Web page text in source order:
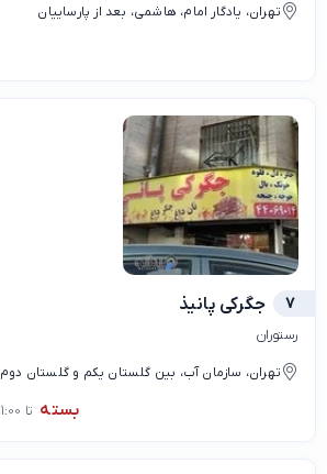
تهران، یادگار امام، هاشمی، بعد از پارساییان
7 جگرکی پانیذ
رستوران
تهران، سازمان آب، بین گلستان یکم و گلستان دوم
بسته تا 11:00